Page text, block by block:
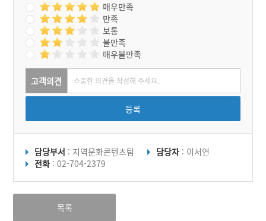
매우만족
만족
보통
불만족
매우불만족
고객의견
등록
담당부서 : 지역문화콘텐츠팀 담당자 : 이서연
전화 : 02-704-2379
목록